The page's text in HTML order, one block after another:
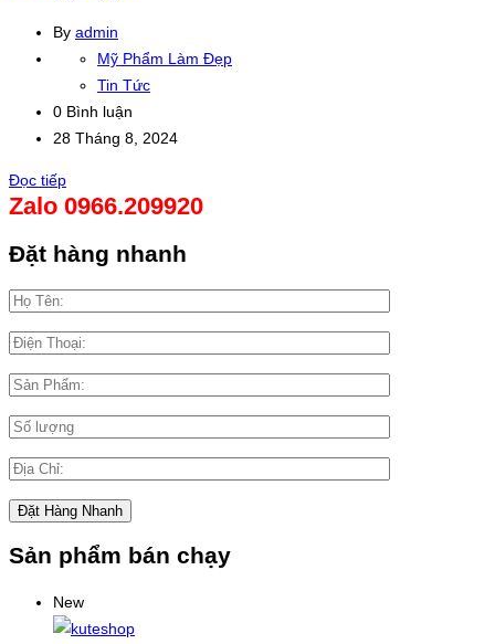
By admin
Mỹ Phẩm Làm Đẹp
Tin Tức
0 Bình luận
28 Tháng 8, 2024
Đọc tiếp
Zalo 0966.209920
Đặt hàng nhanh
Sản phẩm bán chạy
New